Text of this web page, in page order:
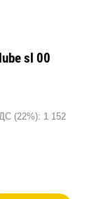
sl 00
(22%): 1 152